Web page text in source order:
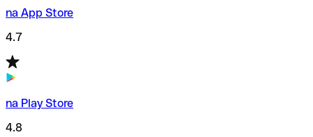
na App Store
4.7
na Play Store
4.8